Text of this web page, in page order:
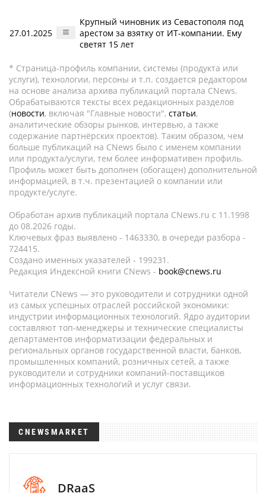
27.01.2025
Крупный чиновник из Севастополя под
арестом за взятку от ИТ-компании. Ему
светят 15 лет
* Страница-профиль компании, системы (продукта или
услуги), технологии, персоны и т.п. создается редактором
на основе анализа архива публикаций портала CNews.
Обрабатываются тексты всех редакционных разделов
(новости, включая "Главные новости", статьи,
аналитические обзоры рынков, интервью, а также
содержание партнёрских проектов). Таким образом, чем
больше публикаций на CNews было с именем компании
или продукта/услуги, тем более информативен профиль.
Профиль может быть дополнен (обогащен) дополнительной
информацией, в т.ч. презентацией о компании или
продукте/услуге.
Обработан архив публикаций портала CNews.ru c 11.1998
до 08.2026 годы.
Ключевых фраз выявлено - 1463330, в очереди разбора -
724415.
Создано именных указателей - 199231.
Редакция Индексной книги CNews - book@cnews.ru
Читатели CNews — это руководители и сотрудники одной
из самых успешных отраслей российской экономики:
индустрии информационных технологий. Ядро аудитории
составляют топ-менеджеры и технические специалисты
департаментов информатизации федеральных и
региональных органов государственной власти, банков,
промышленных компаний, розничных сетей, а также
руководители и сотрудники компаний-поставщиков
информационных технологий и услуг связи.
CNEWSMARKET
DRaaS